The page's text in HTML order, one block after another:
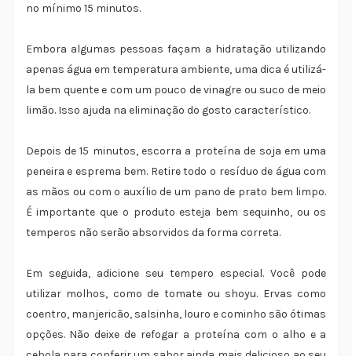
no mínimo 15 minutos.
Embora algumas pessoas façam a hidratação utilizando
apenas água em temperatura ambiente, uma dica é utilizá-
la bem quente e com um pouco de vinagre ou suco de meio
limão. Isso ajuda na eliminação do gosto característico.
Depois de 15 minutos, escorra a proteína de soja em uma
peneira e esprema bem. Retire todo o resíduo de água com
as mãos ou com o auxílio de um pano de prato bem limpo.
É importante que o produto esteja bem sequinho, ou os
temperos não serão absorvidos da forma correta.
Em seguida, adicione seu tempero especial. Você pode
utilizar molhos, como de tomate ou shoyu. Ervas como
coentro, manjericão, salsinha, louro e cominho são ótimas
opções. Não deixe de refogar a proteína com o alho e a